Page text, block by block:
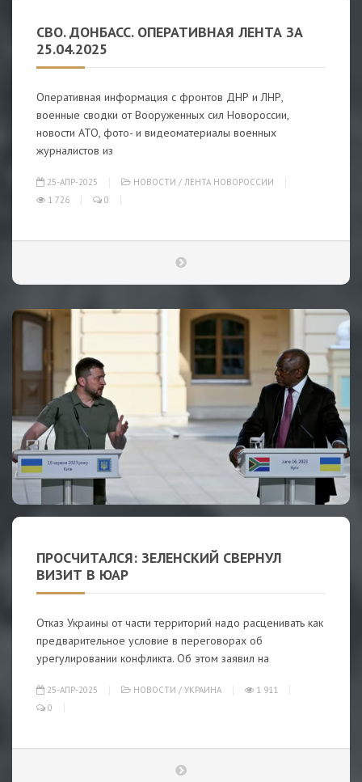
СВО. ДОНБАСС. ОПЕРАТИВНАЯ ЛЕНТА ЗА
25.04.2025
Оперативная информация с фронтов ДНР и ЛНР,
военные сводки от Вооруженных сил Новороссии,
новости АТО, фото- и видеоматериалы военных
журналистов из
25-АПР-2025 НОВОСТИ / ЛЕНТА НОВОРОССИИ
1 726
0
ПРОСЧИТАЛСЯ: ЗЕЛЕНСКИЙ СВЕРНУЛ
ВИЗИТ В ЮАР
Отказ Украины от части территорий надо расценивать как
предварительное условие в переговорах об
урегулировании конфликта. Об этом заявил на
25-АПР-2025 НОВОСТИ / УКРАИНА
1 911
0